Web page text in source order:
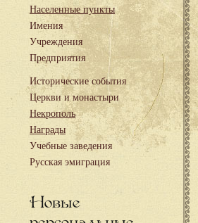
Населенные пункты
Имения
Учреждения
Предприятия
Исторические события
Церкви и монастыри
Некрополь
Награды
Учебные заведения
Русская эмиграция
Новые